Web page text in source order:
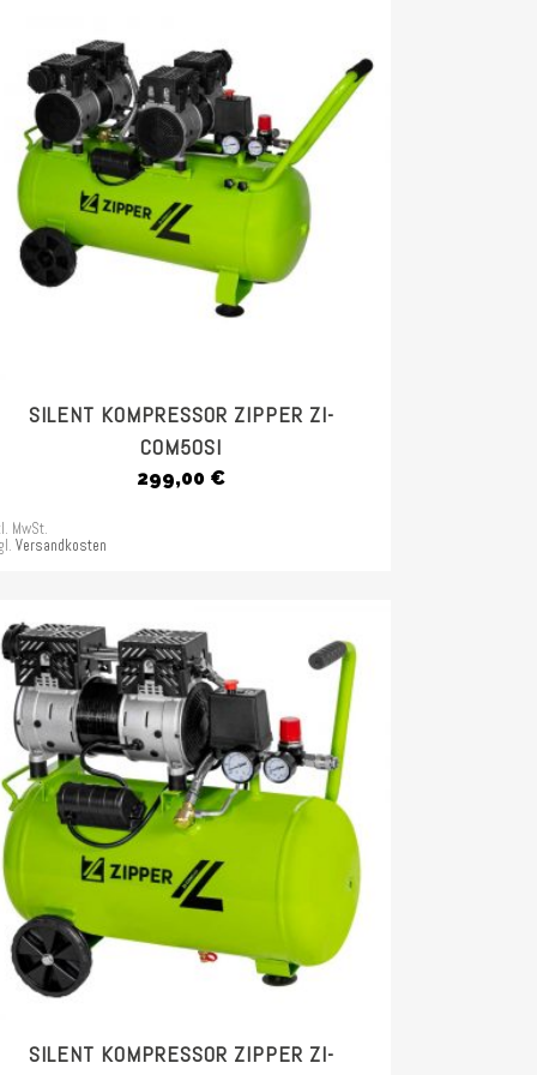
SILENT KOMPRESSOR ZIPPER ZI-
COM50SI
299,00 €
MwSt.
Versandkosten
SILENT KOMPRESSOR ZIPPER ZI-